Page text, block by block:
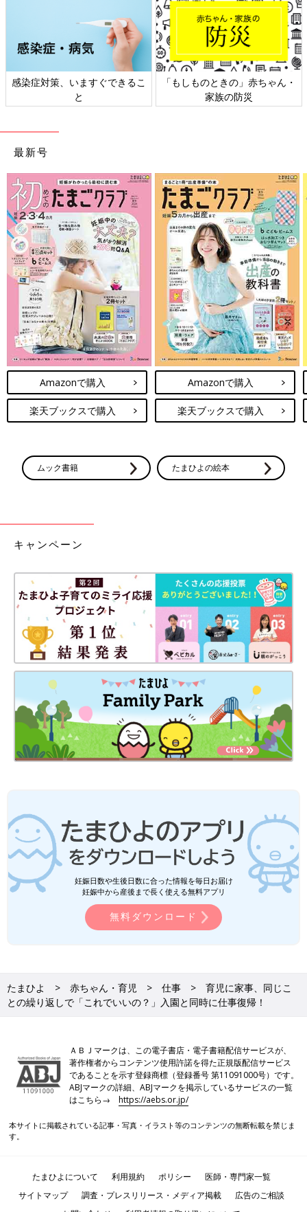
感染症対策、いますぐできるこ
と
「もしものときの」赤ちゃん・
家族の防災
最新号
Amazonで購入
楽天ブックスで購入
Amazonで購入
楽天ブックスで購入
ムック書籍 たまひよの絵本
キャンペーン
妊娠日数や生後日数に合った情報を毎日お届け
妊娠中から産後まで長く使える無料アプリ
無料ダウンロード
たまひよ 赤ちゃん・育児 仕事
育児に家事、同じこ
との繰り返しで「これでいいの？」入園と同時に仕事復帰！
ＡＢＪマークは、この電子書店・電子書籍配信サービスが、
著作権者からコンテンツ使用許諾を得た正規版配信サービス
であることを示す登録商標（登録番号 第11091000号）です。
ABJマークの詳細、ABJマークを掲示しているサービスの一覧
はこちら→https://aebs.or.jp/
本サイトに掲載されている記事・写真・イラスト等のコンテンツの無断転載を禁じま
す。
たまひよについて 利用規約 ポリシー
医師・専門家一覧
サイトマップ
調査・プレスリリース・メディア掲載
広告のご相談